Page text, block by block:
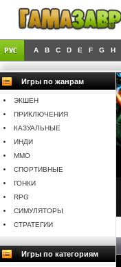
A B C D E F G H
Игры по жанрам
ЭКШЕН
ПРИКЛЮЧЕНИЯ
КАЗУАЛЬНЫЕ
ИНДИ
MMO
СПОРТИВНЫЕ
ГОНКИ
RPG
СИМУЛЯТОРЫ
СТРАТЕГИИ
Игры по категориям